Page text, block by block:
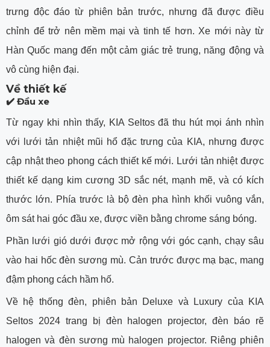
trưng độc đáo từ phiên bản trước, nhưng đã được điều
chỉnh để trở nên mềm mại và tinh tế hơn. Xe mới này từ
Hàn Quốc mang đến một cảm giác trẻ trung, năng động và
vô cùng hiện đại.
Về thiết kế
✔️ Đầu xe
Từ ngay khi nhìn thấy, KIA Seltos đã thu hút mọi ánh nhìn
với lưới tản nhiệt mũi hổ đặc trưng của KIA, nhưng được
cập nhật theo phong cách thiết kế mới. Lưới tản nhiệt được
thiết kế dạng kim cương 3D sắc nét, mạnh mẽ, và có kích
thước lớn. Phía trước là bộ đèn pha hình khối vuông vắn,
ôm sát hai góc đầu xe, được viền bằng chrome sáng bóng.
Phần lưới gió dưới được mở rộng với góc cạnh, chạy sâu
vào hai hốc đèn sương mù. Cản trước được mạ bạc, mang
đậm phong cách hầm hố.
Về hệ thống đèn, phiên bản Deluxe và Luxury của KIA
Seltos 2024 trang bị đèn halogen projector, đèn báo rẽ
halogen và đèn sương mù halogen projector. Riêng phiên